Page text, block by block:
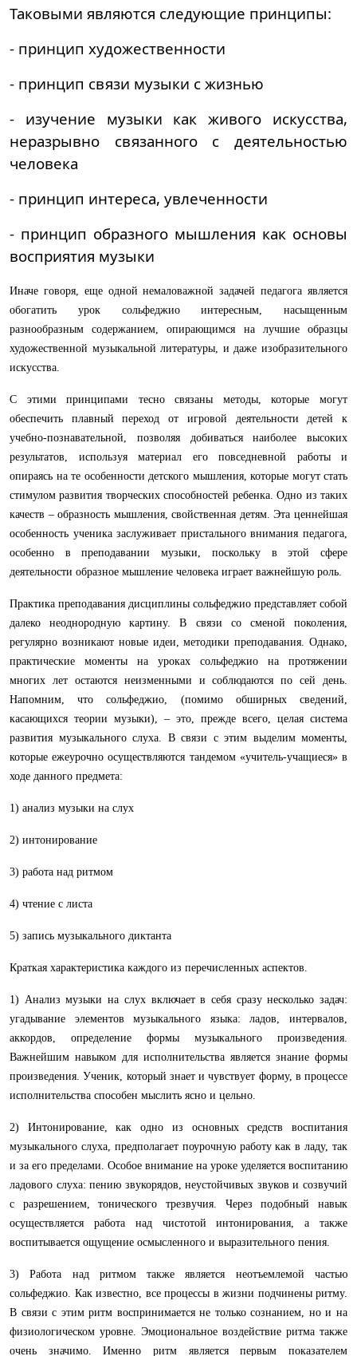
Таковыми являются следующие принципы:
- принцип художественности
- принцип связи музыки с жизнью
- изучение музыки как живого искусства,
неразрывно связанного с деятельностью
человека
- принцип интереса, увлеченности
- принцип образного мышления как основы
восприятия музыки
Иначе говоря, еще одной немаловажной задачей педагога является
обогатить урок сольфеджио интересным, насыщенным
разнообразным содержанием, опирающимся на лучшие образцы
художественной музыкальной литературы, и даже изобразительного
искусства.
С этими принципами тесно связаны методы, которые могут
обеспечить плавный переход от игровой деятельности детей к
учебно-познавательной, позволяя добиваться наиболее высоких
результатов, используя материал его повседневной работы и
опираясь на те особенности детского мышления, которые могут стать
стимулом развития творческих способностей ребенка. Одно из таких
качеств – образность мышления, свойственная детям. Эта ценнейшая
особенность ученика заслуживает пристального внимания педагога,
особенно в преподавании музыки, поскольку в этой сфере
деятельности образное мышление человека играет важнейшую роль.
Практика преподавания дисциплины сольфеджио представляет собой
далеко неоднородную картину. В связи со сменой поколения,
регулярно возникают новые идеи, методики преподавания. Однако,
практические моменты на уроках сольфеджио на протяжении
многих лет остаются неизменными и соблюдаются по сей день.
Напомним, что сольфеджио, (помимо обширных сведений,
касающихся теории музыки), – это, прежде всего, целая система
развития музыкального слуха. В связи с этим выделим моменты,
которые ежеурочно осуществляются тандемом «учитель-учащиеся» в
ходе данного предмета:
1) анализ музыки на слух
2) интонирование
3) работа над ритмом
4) чтение с листа
5) запись музыкального диктанта
Краткая характеристика каждого из перечисленных аспектов.
1) Анализ музыки на слух включает в себя сразу несколько задач:
угадывание элементов музыкального языка: ладов, интервалов,
аккордов, определение формы музыкального произведения.
Важнейшим навыком для исполнительства является знание формы
произведения. Ученик, который знает и чувствует форму, в процессе
исполнительства способен мыслить ясно и цельно.
2) Интонирование, как одно из основных средств воспитания
музыкального слуха, предполагает поурочную работу как в ладу, так
и за его пределами. Особое внимание на уроке уделяется воспитанию
ладового слуха: пению звукорядов, неустойчивых звуков и созвучий
с разрешением, тонического трезвучия. Через подобный навык
осуществляется работа над чистотой интонирования, а также
воспитывается ощущение осмысленного и выразительного пения.
3) Работа над ритмом также является неотъемлемой частью
сольфеджио. Как известно, все процессы в жизни подчинены ритму.
В связи с этим ритм воспринимается не только сознанием, но и на
физиологическом уровне. Эмоциональное воздействие ритма также
очень значимо. Именно ритм является первым показателем